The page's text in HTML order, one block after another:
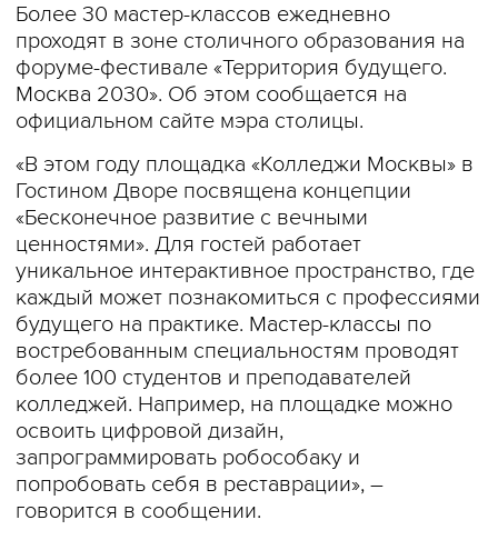
Более 30 мастер-классов ежедневно
проходят в зоне столичного образования на
форуме-фестивале «Территория будущего.
Москва 2030». Об этом сообщается на
официальном сайте мэра столицы.
«В этом году площадка «Колледжи Москвы» в
Гостином Дворе посвящена концепции
«Бесконечное развитие с вечными
ценностями». Для гостей работает
уникальное интерактивное пространство, где
каждый может познакомиться с профессиями
будущего на практике. Мастер-классы по
востребованным специальностям проводят
более 100 студентов и преподавателей
колледжей. Например, на площадке можно
освоить цифровой дизайн,
запрограммировать робособаку и
попробовать себя в реставрации», –
говорится в сообщении.